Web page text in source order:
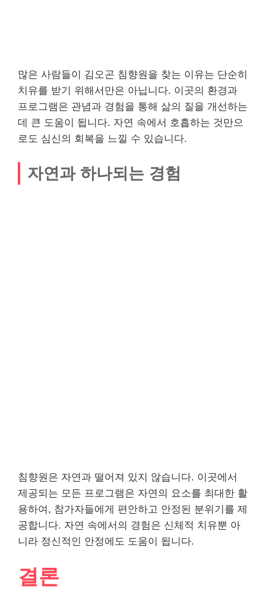
많은 사람들이 김오곤 침향원을 찾는 이유는 단순히
치유를 받기 위해서만은 아닙니다. 이곳의 환경과
프로그램은 관념과 경험을 통해 삶의 질을 개선하는
데 큰 도움이 됩니다. 자연 속에서 호흡하는 것만으
로도 심신의 회복을 느낄 수 있습니다.
자연과 하나되는 경험
침향원은 자연과 떨어져 있지 않습니다. 이곳에서
제공되는 모든 프로그램은 자연의 요소를 최대한 활
용하여, 참가자들에게 편안하고 안정된 분위기를 제
공합니다. 자연 속에서의 경험은 신체적 치유뿐 아
니라 정신적인 안정에도 도움이 됩니다.
결론